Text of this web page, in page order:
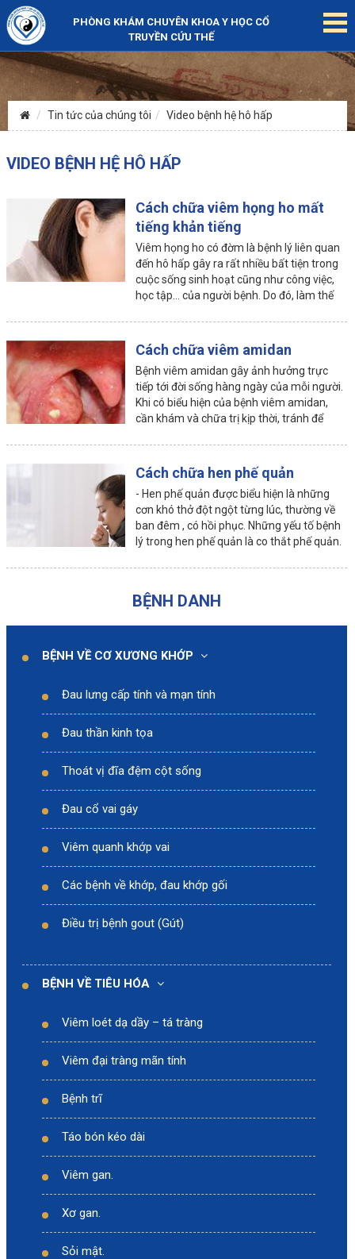
PHÒNG KHÁM CHUYÊN KHOA Y HỌC CỔ
TRUYỀN CỨU THẾ
Tin tức của chúng tôi Video bệnh hệ hô hấp
VIDEO BỆNH HỆ HÔ HẤP
Cách chữa viêm họng ho mất
tiếng khản tiếng
Viêm họng ho có đờm là bệnh lý liên quan
đến hô hấp gây ra rất nhiều bất tiện trong
cuộc sống sinh hoạt cũng như công việc,
học tập… của người bệnh. Do đó, làm thế
người quan tâm
Cách chữa viêm amidan
Bệnh viêm amidan gây ảnh hưởng trực
tiếp tới đời sống hàng ngày của mỗi người.
Khi có biểu hiện của bệnh viêm amidan,
cần khám và chữa trị kịp thời, tránh để
Cách chữa hen phế quản
- Hen phế quản được biểu hiện là những
cơn khó thở đột ngột từng lúc, thường về
ban đêm , có hồi phục. Những yếu tố bệnh
lý trong hen phế quản là co thắt phế quản.
BỆNH DANH
BỆNH VỀ CƠ XƯƠNG KHỚP
Đau lưng cấp tính và mạn tính
Đau thần kinh tọa
Thoát vị đĩa đệm cột sống
Đau cổ vai gáy
Viêm quanh khớp vai
Các bệnh về khớp, đau khớp gối
Điều trị bệnh gout (Gút)
BỆNH VỀ TIÊU HÓA
Viêm loét dạ dầy – tá tràng
Viêm đại tràng mãn tính
Bệnh trĩ
Táo bón kéo dài
Viêm gan.
Xơ gan.
Sỏi mật.